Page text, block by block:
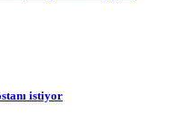
istiyor